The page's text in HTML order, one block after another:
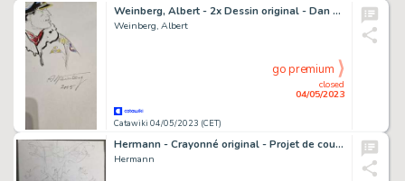
Weinberg, Albert - 2x Dessin original - Dan Cooper - (2005)
Weinberg, Albert
Catawiki 04/05/2023 (CET)
closed
04/05/2023
go premium
Hermann - Crayonné original - Projet de couverture - Le Diable des sept mers - (2016)
Hermann